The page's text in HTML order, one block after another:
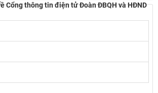
Cổng thông tin điện tử Đoàn ĐBQH và HĐND